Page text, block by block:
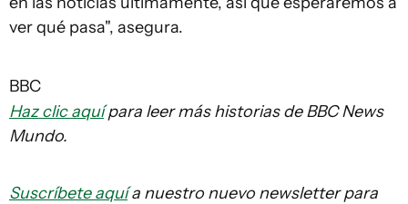
ver qué pasa", asegura.
BBC
Haz clic aquípara leer más historias de BBC News
Mundo.
Suscríbete aquía nuestro nuevo newsletter para